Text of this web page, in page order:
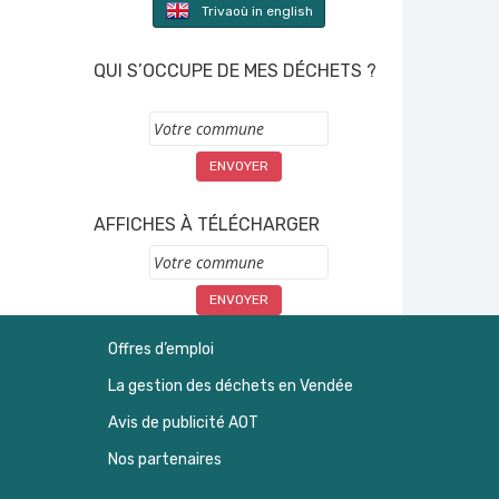
Trivaoù in english
QUI S’OCCUPE DE MES DÉCHETS ?
Commune
AFFICHES À TÉLÉCHARGER
Commune
Offres d’emploi
La gestion des déchets en Vendée
Avis de publicité AOT
Nos partenaires